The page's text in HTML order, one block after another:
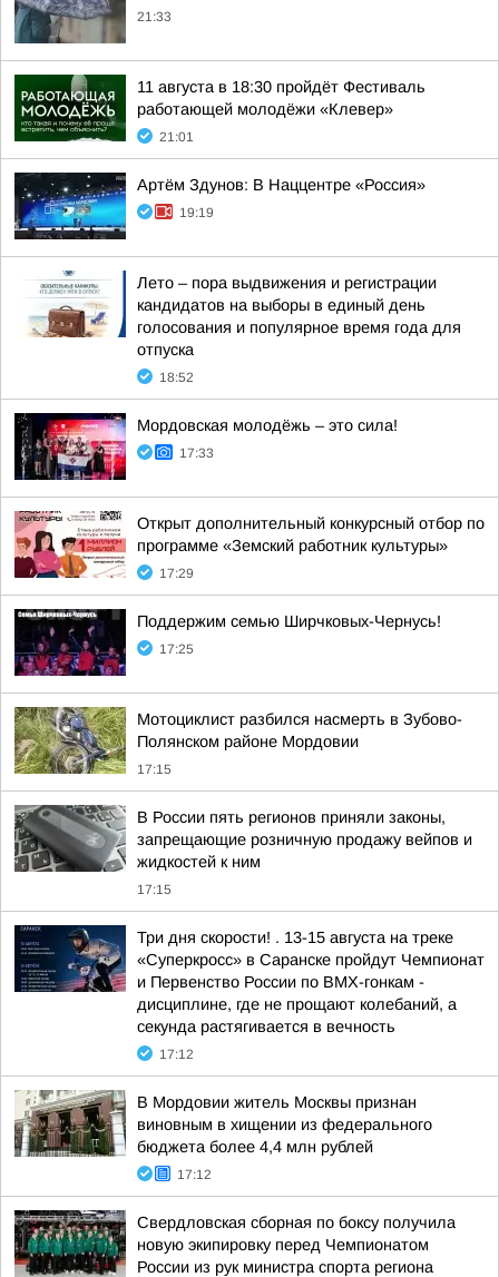
21:33
11 августа в 18:30 пройдёт Фестиваль
работающей молодёжи «Клевер»
21:01
Артём Здунов: В Наццентре «Россия»
19:19
Лето – пора выдвижения и регистрации
кандидатов на выборы в единый день
голосования и популярное время года для
отпуска
18:52
Мордовская молодёжь – это сила!
17:33
Открыт дополнительный конкурсный отбор по
программе «Земский работник культуры»
17:29
Поддержим семью Ширчковых-Чернусь!
17:25
Мотоциклист разбился насмерть в Зубово-
Полянском районе Мордовии
17:15
В России пять регионов приняли законы,
запрещающие розничную продажу вейпов и
жидкостей к ним
17:15
Три дня скорости! . 13-15 августа на треке
«Суперкросс» в Саранске пройдут Чемпионат
и Первенство России по BMX-гонкам -
дисциплине, где не прощают колебаний, а
секунда растягивается в вечность
17:12
В Мордовии житель Москвы признан
виновным в хищении из федерального
бюджета более 4,4 млн рублей
17:12
Свердловская сборная по боксу получила
новую экипировку перед Чемпионатом
России из рук министра спорта региона